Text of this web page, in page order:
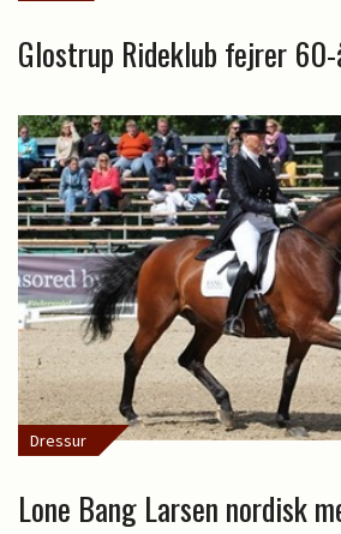
Glostrup Rideklub fejrer
Dressur
Lone Bang Larsen nordisk